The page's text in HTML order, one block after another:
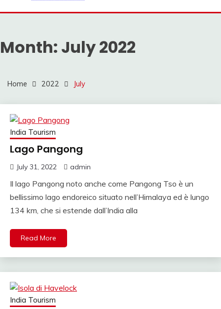
MAHENDRA VIAGGI |
VIAGGIO IN INDIA,
VIAGGIO INDIA,
INDIA, VIAGGI SU
MISURA IN INDIA,
INDIA
VIAGGIO,VIAGGIO IN
NORD INDIA,
IN SUD INDIA
VIAGGIO IN NORD,
VIAGGIO IN SUD,
NOLEGGIO DI AUTO
CON CONDUCENTE
INDIA, VIAGGI INDIA,
VIAGGIO IN INDIA
CON GUIDA, INDIA
Month: July 2022
Home 2022 July
India Tourism
Lago Pangong
July 31, 2022 admin
Il lago Pangong noto anche come Pangong Tso è un
bellissimo lago endoreico situato nell’Himalaya ed è lungo
134 km, che si estende dall’India alla
Read More
India Tourism